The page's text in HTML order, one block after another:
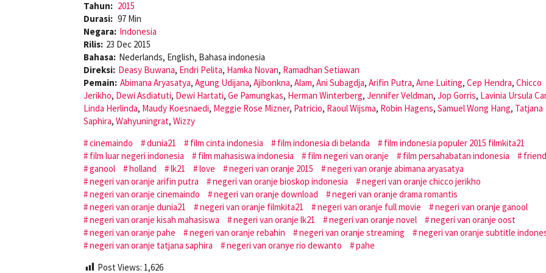
Tahun: 2015
Durasi: 97 Min
Negara: Indonesia
Rilis: 23 Dec 2015
Bahasa: Nederlands, English, Bahasa indonesia
Direksi: Deasy Buwana, Endri Pelita, Hamka Novan, Ramadhan Setiawan
Pemain: Abimana Aryasatya, Agung Udijana, Ajibonkna, Alam, Ani Subagdja, Arifin Putra, Arne Luiting, Cep Hendra, Chicco
Jerikho, Dewi Asdiatuti, Dewi Hartati, Ge Pamungkas, Herman Winterberg, Jennifer Veldman, Jop Gorris, Lavinia Ursula
Linda Herlinda, Maudy Koesnaedi, Meggie Rose Mizner, Patricio, Raoul Wijsma, Robin Hagens, Samuel Wong Hang, Tatjana
Saphira, Wahyuningrat, Wizzy
cinemaindo
dunia21 film cinta indonesia film indonesia di belanda
film indonesia populer 2015 filmkita21
film luar negeri indonesia
film mahasiswa indonesia film negeri van oranje film persahabatan indonesia
ganool
holland lk21 love negeri van oranje 2015
negeri van oranje abimana aryasatya
negeri van oranje arifin putra
negeri van oranje bioskop indonesia
negeri van oranje chicco jerikho
negeri van oranje cinemaindo
negeri van oranje download
negeri van oranje drama romantis
negeri van oranje dunia21
negeri van oranje filmkita21 negeri van oranje full movie
negeri van oranje ganool
negeri van oranje kisah mahasiswa
negeri van oranje lk21 negeri van oranje novel
negeri van oranje oost
negeri van oranje pahe
negeri van oranje rebahin negeri van oranje streaming
negeri van oranje subtitle
negeri van oranje tatjana saphira
negeri van oranye rio dewanto
pahe
Post Views: 1,626